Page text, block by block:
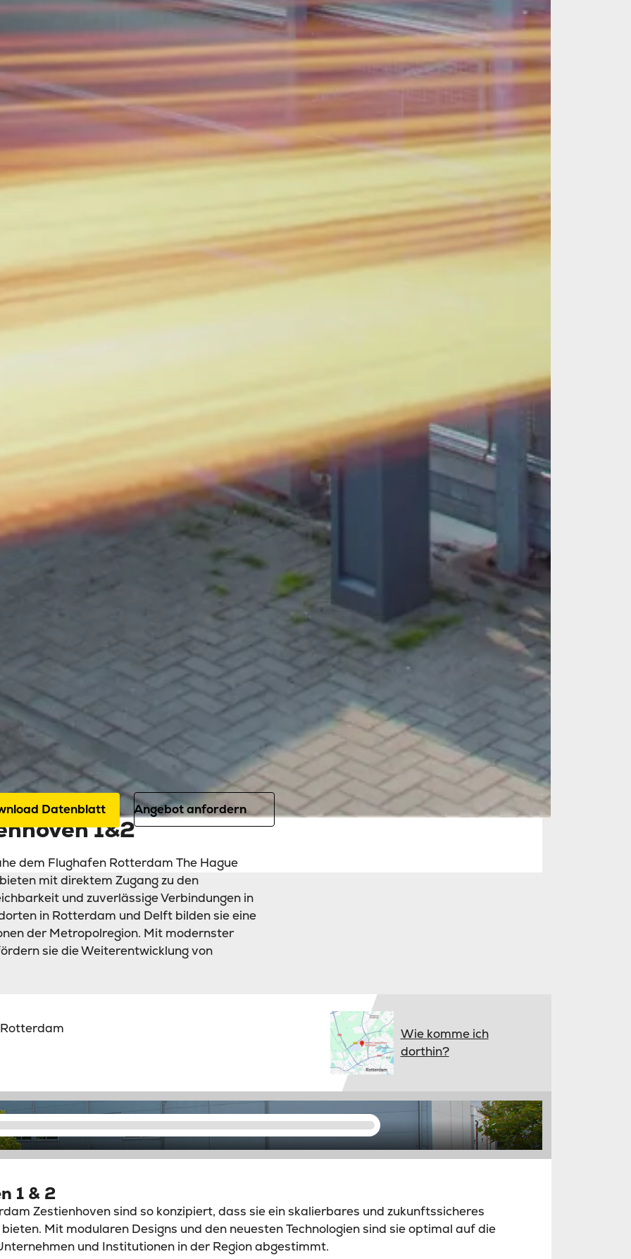
Unsere Datacenter Rotterdam Zestienhoven 1 & 2
und nachhaltig: Die Datacenter Zestienhoven
digitale Transformation und regionale
Datenblatt Angebot anfordern
1&2
dem Flughafen Rotterdam The Hague
mit direktem Zugang zu den
und zuverlässige Verbindungen in
in Rotterdam und Delft bilden sie eine
der Metropolregion. Mit modernster
sie die Weiterentwicklung von
Wie komme ich
dorthin?
1 & 2
Zestienhoven sind so konzipiert, dass sie ein skalierbares und zukunftssicheres
Mit modularen Designs und den neuesten Technologien sind sie optimal auf die
und Institutionen in der Region abgestimmt.